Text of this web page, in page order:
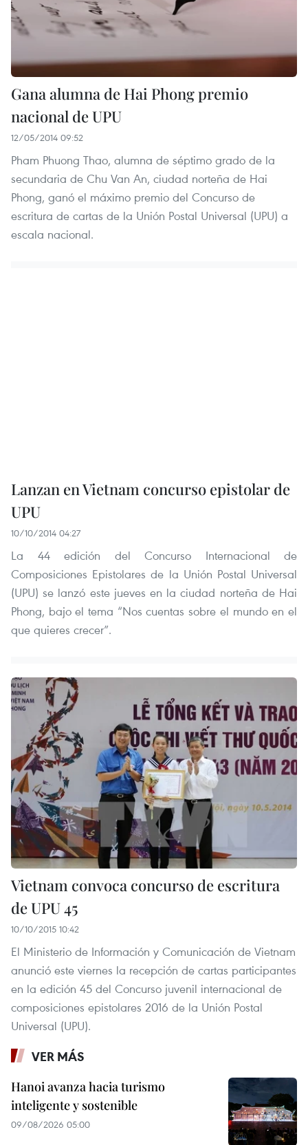
Gana alumna de Hai Phong premio
nacional de UPU
12/05/2014 09:52
Pham Phuong Thao, alumna de séptimo grado de la
secundaria de Chu Van An, ciudad norteña de Hai
Phong, ganó el máximo premio del Concurso de
escritura de cartas de la Unión Postal Universal (UPU) a
escala nacional.
Lanzan en Vietnam concurso epistolar de
UPU
10/10/2014 04:27
La 44 edición del Concurso Internacional de
Composiciones Epistolares de la Unión Postal Universal
(UPU) se lanzó este jueves en la ciudad norteña de Hai
Phong, bajo el tema “Nos cuentas sobre el mundo en el
que quieres crecer”.
Vietnam convoca concurso de escritura
de UPU 45
10/10/2015 10:42
El Ministerio de Información y Comunicación de Vietnam
anunció este viernes la recepción de cartas participantes
en la edición 45 del Concurso juvenil internacional de
composiciones epistolares 2016 de la Unión Postal
Universal (UPU).
VER MÁS
Hanoi avanza hacia turismo
inteligente y sostenible
09/08/2026 05:00